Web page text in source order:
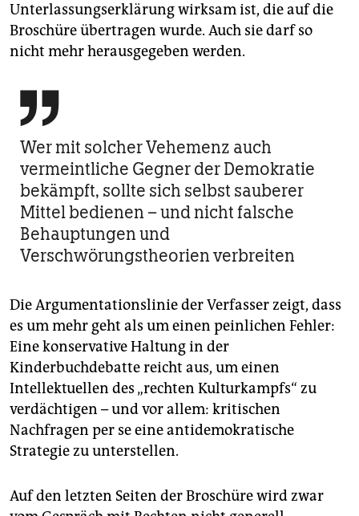
Unterlassungserklärung wirksam ist, die auf die
Broschüre übertragen wurde. Auch sie darf so
nicht mehr herausgegeben werden.

Wer mit solcher Vehemenz auch
vermeintliche Gegner der Demokratie
bekämpft, sollte sich selbst sauberer
Mittel bedienen – und nicht falsche
Behauptungen und
Verschwörungstheorien verbreiten
Die Argumentationslinie der Verfasser zeigt, dass
es um mehr geht als um einen peinlichen Fehler:
Eine konservative Haltung in der
Kinderbuchdebatte reicht aus, um einen
Intellektuellen des „rechten Kulturkampfs“ zu
verdächtigen – und vor allem: kritischen
Nachfragen per se eine antidemokratische
Strategie zu unterstellen.
Auf den letzten Seiten der Broschüre wird zwar